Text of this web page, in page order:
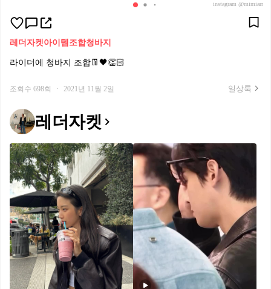
instagram @mimiarr
레더자켓아이템조합청바지
라이더에 청바지 조합👖🖤👏🏻
조회수 698회 · 2021년 11월 2일 일상룩
레더자켓